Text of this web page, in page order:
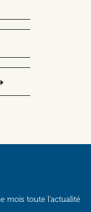
mois toute l’actualité